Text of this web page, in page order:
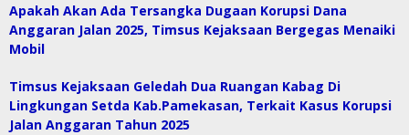
Apakah Akan Ada Tersangka Dugaan Korupsi Dana
Anggaran Jalan 2025, Timsus Kejaksaan Bergegas Menaiki
Mobil
Timsus Kejaksaan Geledah Dua Ruangan Kabag Di
Lingkungan Setda Kab.Pamekasan, Terkait Kasus Korupsi
Jalan Anggaran Tahun 2025